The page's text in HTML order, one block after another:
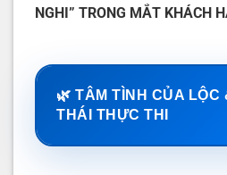
NGHI” TRONG MẮT KHÁCH
🌿 TÂM TÌNH CỦA LỘC
THÁI THỰC THI